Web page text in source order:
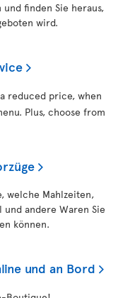
und finden Sie heraus,
wird.
reduced price, when
Plus, choose from
welche Mahlzeiten,
und andere Waren Sie
können.
und an Bord